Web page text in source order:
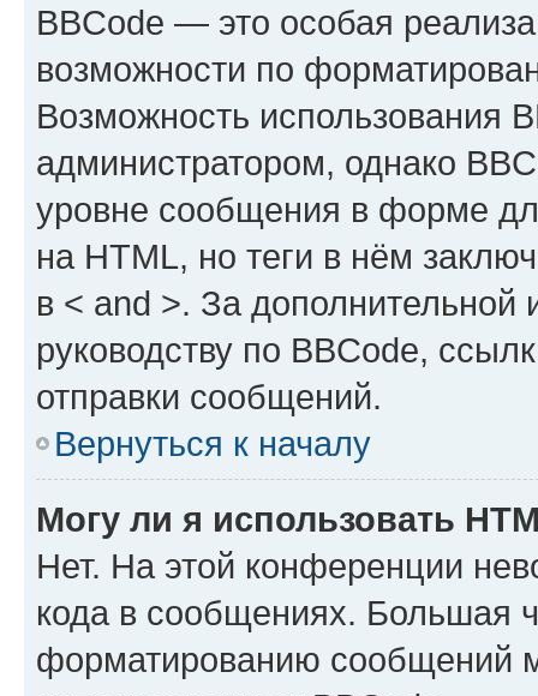
BBCode — это особая
возможности по
Возможность использования
администратором, однако
уровне сообщения в форме
на HTML, но теги в нём
в < and >. За
руководству по BBCode,
отправки сообщений.
Вернуться к началу
Могу ли я использовать
Нет. На этой конференции
кода в сообщениях. Большая
форматированию сообщений